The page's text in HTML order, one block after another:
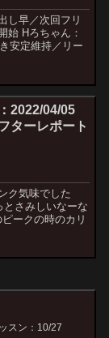
し早／次回フリ
始 Hろちゃん：
安定維持／リー
2022/04/05
ターレポート
ク気味でした
さみしいなーな
ークの時のカリ
スン：10/27